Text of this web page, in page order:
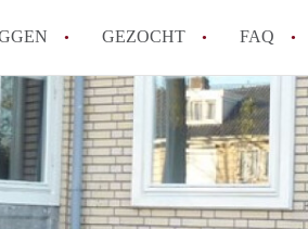
GEZOCHT FAQ
How to translate AppartementenUtrecht!
Wat is AppartementenUtrecht?
Wat is de privacyverklaring van